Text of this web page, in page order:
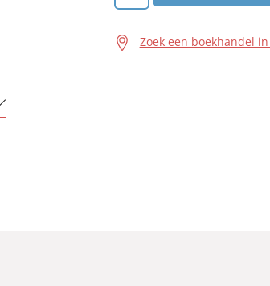
Zoek een boekhandel